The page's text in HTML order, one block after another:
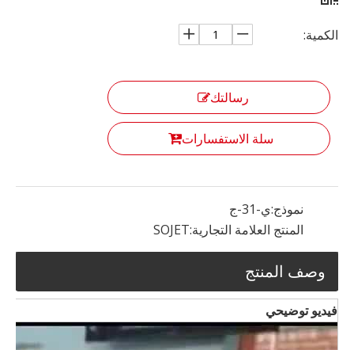
الكمية:
رسالتك
سلة الاستفسارات
نموذج:ي-31-ج
المنتج العلامة التجارية:SOJET
وصف المنتج
فيديو توضيحي